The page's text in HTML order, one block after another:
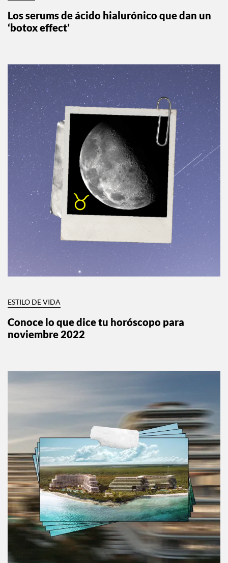
Los serums de ácido hialurónico que dan un
‘botox effect’
ESTILO DE VIDA
Conoce lo que dice tu horóscopo para
noviembre 2022